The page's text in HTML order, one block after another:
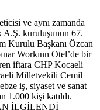
ve aynı zamanda
A.Ş. kuruluşunun 67.
Kurulu Başkanı Özcan
Workınn Otel’de bir
iftara CHP Kocaeli
Milletvekili Cemil
iş, siyaset ve sanat
1.000 kişi katıldı.
İLGİLENDİ